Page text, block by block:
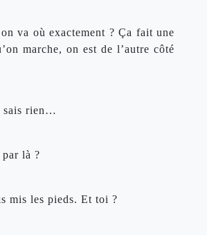
va où exactement ? Ça fait une
marche, on est de l’autre côté
sais rien…
là ?
mis les pieds. Et toi ?